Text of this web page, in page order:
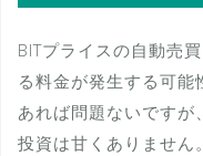
BITプライスの自動売
る料金が発生する可
あれば問題ないです
投資は甘くありません